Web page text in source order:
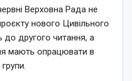
Верховна Рада не
нового Цивільного
другого читання, а
мають опрацювати в